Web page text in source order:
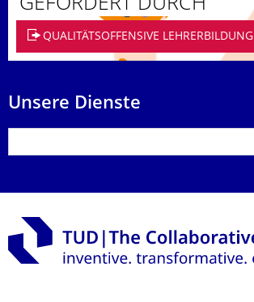
GEFÖRDERT DURCH
QUALITÄTSOFFENSIVE LEHRERBILDUNG
Unsere Dienste